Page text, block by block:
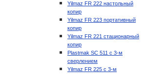
Yilmaz FR 222 настольный
копир
Yilmaz FR 223 портативный
копир
Yilmaz FR 221 стационарный
копир
Plastmak SC 511 с 3-м
сверлением
Yilmaz FR 225 с 3-м